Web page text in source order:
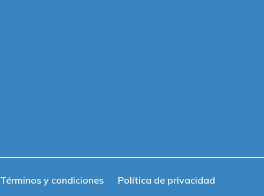
Términos y condiciones Política de privacidad